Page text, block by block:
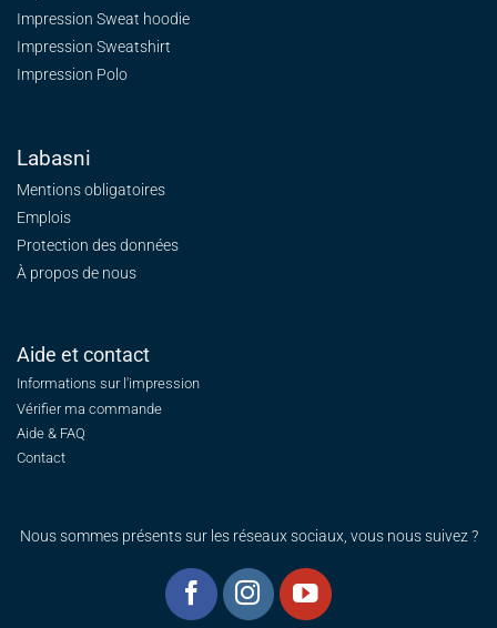
Impression Sweat hoodie
Impression Sweatshirt
Impression Polo
Labasni
Mentions obligatoires
Emplois
Protection des données
À propos de nous
Aide et contact
Informations sur l'impression
Vérifier ma commande
Aide & FAQ
Contact
Nous sommes présents sur les réseaux sociaux, vous nous suivez ?